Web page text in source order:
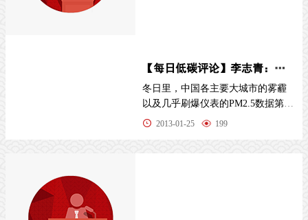
【每日低碳评论】李志青：世界性的“美丽主义”及启示
冬日里，中国各主要大城市的雾霾
以及几乎刷爆仪表的PM2.5数据第一
次让国人得以深刻地切身体会并知
2013-01-25 199